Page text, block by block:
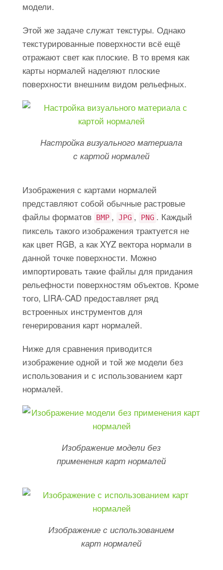
модели.
Этой же задаче служат текстуры. Однако
текстурированные поверхности всё ещё
отражают свет как плоские. В то время как
карты нормалей наделяют плоские
поверхности внешним видом рельефных.
Настройка визуального материала
с картой нормалей
Изображения с картами нормалей
представляют собой обычные растровые
файлы форматов
BMP , JPG , PNG . Каждый
пиксель такого изображения трактуется не
как цвет RGB, а как XYZ вектора нормали в
данной точке поверхности. Можно
импортировать такие файлы для придания
рельефности поверхностям объектов. Кроме
того, LIRA-CAD предоставляет ряд
встроенных инструментов для
генерирования карт нормалей.
Ниже для сравнения приводится
изображение одной и той же модели без
использования и с использованием карт
нормалей.
Изображение модели без
применения карт нормалей
Изображение с использованием
карт нормалей